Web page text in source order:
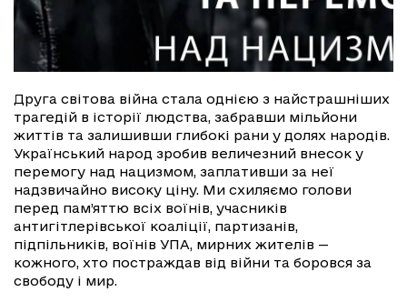
Друга світова війна стала однією з найстрашніших
трагедій в історії людства, забравши мільйони
життів та залишивши глибокі рани у долях народів.
Український народ зробив величезний внесок у
перемогу над нацизмом, заплативши за неї
надзвичайно високу ціну. Ми схиляємо голови
перед пам’яттю всіх воїнів, учасників
антигітлерівської коаліції, партизанів,
підпільників, воїнів УПА, мирних жителів —
кожного, хто постраждав від війни та боровся за
свободу і мир.